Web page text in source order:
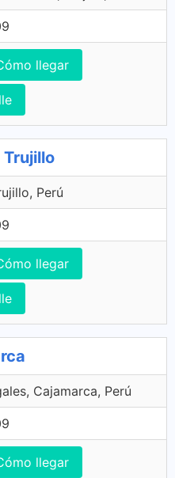
llegar
Trujillo
Perú
llegar
Cajamarca, Perú
llegar